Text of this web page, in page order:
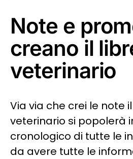
Note e
creano il
veterinario
Via via che crei le note
veterinario si popolerà
cronologico di tutte le
da avere tutte le